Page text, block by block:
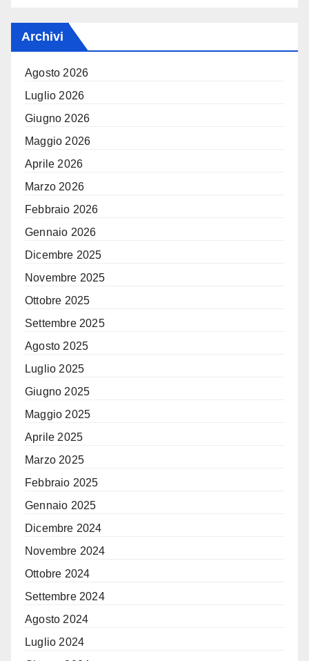
Archivi
Agosto 2026
Luglio 2026
Giugno 2026
Maggio 2026
Aprile 2026
Marzo 2026
Febbraio 2026
Gennaio 2026
Dicembre 2025
Novembre 2025
Ottobre 2025
Settembre 2025
Agosto 2025
Luglio 2025
Giugno 2025
Maggio 2025
Aprile 2025
Marzo 2025
Febbraio 2025
Gennaio 2025
Dicembre 2024
Novembre 2024
Ottobre 2024
Settembre 2024
Agosto 2024
Luglio 2024